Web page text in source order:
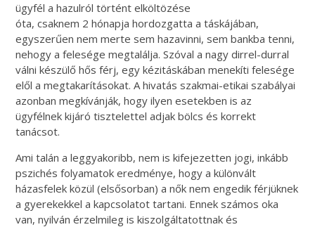
ügyfél a hazulról történt elköltözése
óta, csaknem 2 hónapja hordozgatta a táskájában,
egyszerűen nem merte sem hazavinni, sem bankba tenni,
nehogy a felesége megtalálja. Szóval a nagy dirrel-durral
válni készülő hős férj, egy kézitáskában menekíti felesége
elől a megtakarításokat. A hivatás szakmai-etikai szabályai
azonban megkívánják, hogy ilyen esetekben is az
ügyfélnek kijáró tisztelettel adjak bölcs és korrekt
tanácsot.
Ami talán a leggyakoribb, nem is kifejezetten jogi, inkább
pszichés folyamatok eredménye, hogy a különvált
házasfelek közül (elsősorban) a nők nem engedik férjüknek
a gyerekekkel a kapcsolatot tartani. Ennek számos oka
van, nyilván érzelmileg is kiszolgáltatottnak és